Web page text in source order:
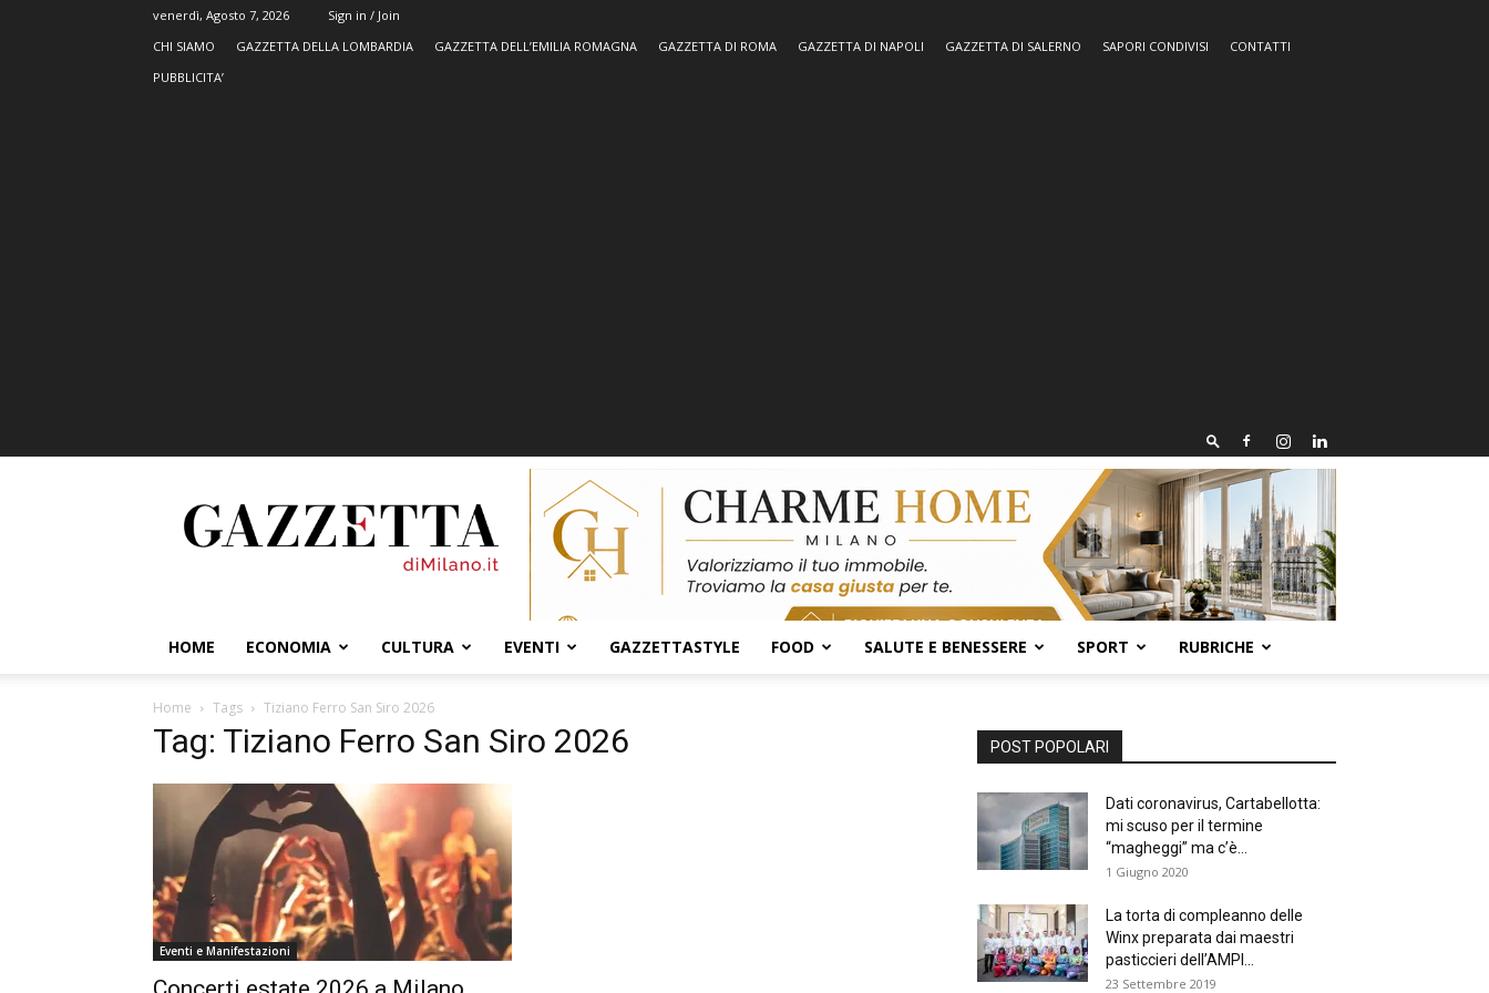
venerdì, Agosto 7, 2026
Sign in / Join
CHI SIAMO
GAZZETTA DELLA LOMBARDIA GAZZETTA DELL’EMILIA ROMAGNA GAZZETTA DI ROMA GAZZETTA DI NAPOLI GAZZETTA DI SALERNO SAPORI CONDIVISI
CONTATTI
PUBBLICITA’
HOME ECONOMIA CULTURA EVENTI GAZZETTASTYLE FOOD SALUTE E BENESSERE SPORT RUBRICHE
Home Tags Tiziano Ferro San Siro 2026
Tag: Tiziano Ferro San Siro 2026
Eventi e Manifestazioni
POST POPOLARI
Dati coronavirus, Cartabellotta:
mi scuso per il termine
“magheggi” ma c’è...
1 Giugno 2020
La torta di compleanno delle
Winx preparata dai maestri
pasticcieri dell’AMPI...
23 Settembre 2019